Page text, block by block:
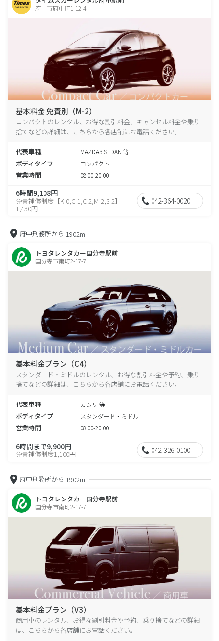
府中市府中町1-12-4
基本料金 免責別（M-2）
コンパクトのレンタル、お得な割引料金、キャンセル料金や乗り
捨てなどの詳細は、こちらから各店舗にお電話ください。
代表車種 MAZDA3 SEDAN 等
ボディタイプ コンパクト
営業時間 08:00-20:00
6時間9,108円
免責補償制度【K-0,C-1,C-2,M-2,S-2】
1,430円
042-364-0020
府中刑務所から 1902m
トヨタレンタカー国分寺駅前
国分寺市南町2-17-7
基本料金プラン（C4）
スタンダード・ミドルのレンタル、お得な割引料金や予約、乗り
捨てなどの詳細は、こちらから各店舗にお電話ください。
代表車種 カムリ 等
ボディタイプ スタンダード・ミドル
営業時間 08:00-20:00
6時間まで9,900円
免責補償制度1,100円 042-326-0100
府中刑務所から 1902m
トヨタレンタカー国分寺駅前
国分寺市南町2-17-7
基本料金プラン（V3）
商用車のレンタル、お得な割引料金や予約、乗り捨てなどの詳細
は、こちらから各店舗にお電話ください。